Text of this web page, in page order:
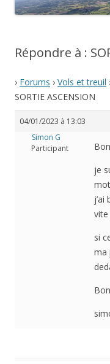
Répondre à :
› Forums › Vols et treuil
SORTIE ASCENSION
04/01/2023 à 13:03
Simon G
Participant
je
vite
si
ma